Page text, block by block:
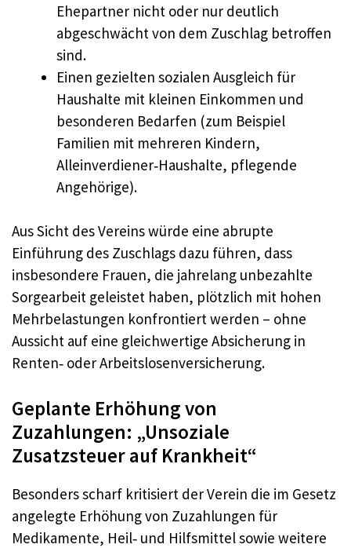
Ehepartner nicht oder nur deutlich
abgeschwächt von dem Zuschlag betroffen
sind.
Einen gezielten sozialen Ausgleich für
Haushalte mit kleinen Einkommen und
besonderen Bedarfen (zum Beispiel
Familien mit mehreren Kindern,
Alleinverdiener‑Haushalte, pflegende
Angehörige).
Aus Sicht des Vereins würde eine abrupte
Einführung des Zuschlags dazu führen, dass
insbesondere Frauen, die jahrelang unbezahlte
Sorgearbeit geleistet haben, plötzlich mit hohen
Mehrbelastungen konfrontiert werden – ohne
Aussicht auf eine gleichwertige Absicherung in
Renten‑ oder Arbeitslosenversicherung.
Geplante Erhöhung von
Zuzahlungen: „Unsoziale
Zusatzsteuer auf Krankheit“
Besonders scharf kritisiert der Verein die im Gesetz
angelegte Erhöhung von Zuzahlungen für
Medikamente, Heil‑ und Hilfsmittel sowie weitere